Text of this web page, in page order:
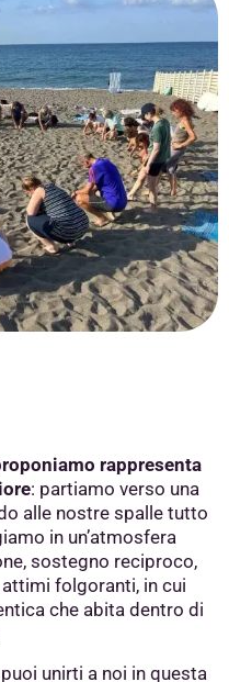
rappresenta
: partiamo verso una
alle nostre spalle tutto
in un’atmosfera
sostegno reciproco,
folgoranti, in cui
che abita dentro di
unirti a noi in questa